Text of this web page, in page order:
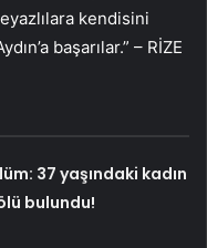
kendisini
başarılar.” – RİZE
37 yaşındaki kadın
bulundu!